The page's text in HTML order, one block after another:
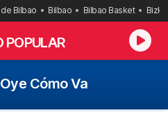
Bilbao Bilbao Bilbao Basket
POPULAR
Oye Cómo Va